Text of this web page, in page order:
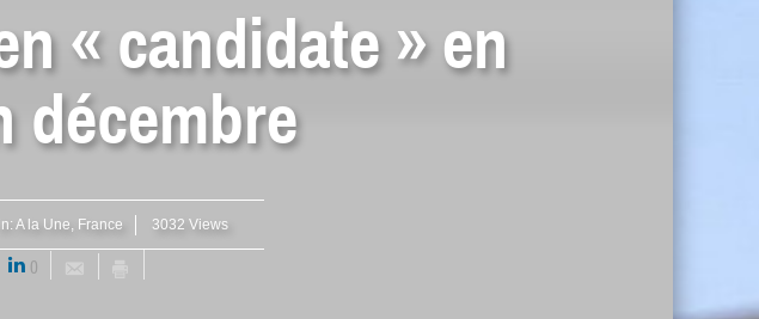
« candidate » en
décembre
in: A la Une, France 3032 Views
0